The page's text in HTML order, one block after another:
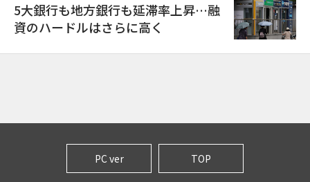
5大銀行も地方銀行も延滞率上昇…融
資のハードルはさらに高く
PC ver TOP